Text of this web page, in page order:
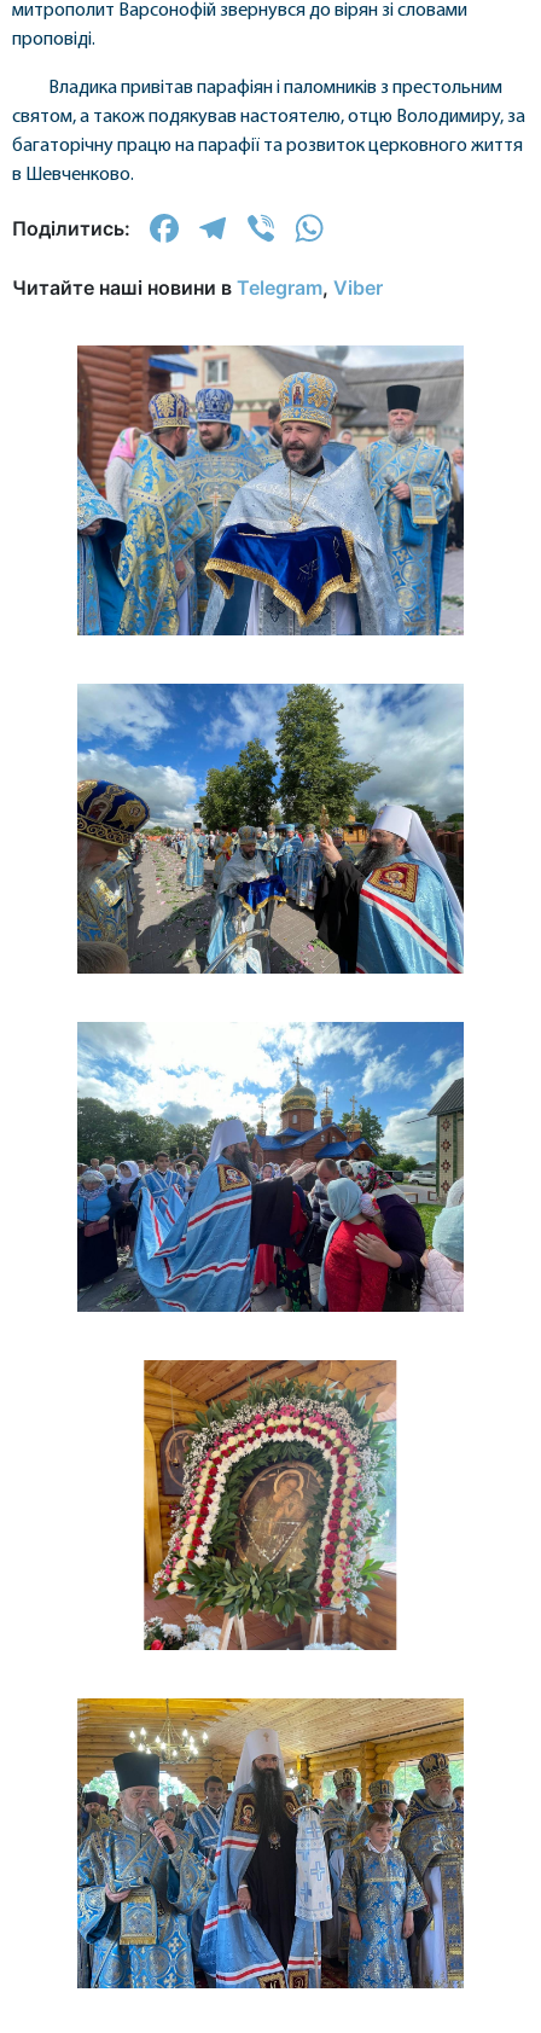
митрополит Варсонофій звернувся до вірян зі словами
проповіді.
Владика привітав парафіян і паломників з престольним
святом, а також подякував настоятелю, отцю Володимиру, за
багаторічну працю на парафії та розвиток церковного життя
в Шевченково.
Поділитись: Facebook
Telegram
Viber
Читайте наші новини в Telegram, Viber